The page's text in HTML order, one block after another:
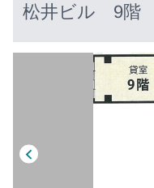
松井ビル 9階